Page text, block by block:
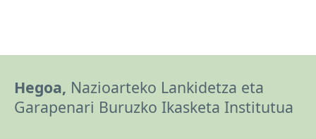
Hegoa, Nazioarteko Lankidetza eta
Garapenari Buruzko Ikasketa Institutua